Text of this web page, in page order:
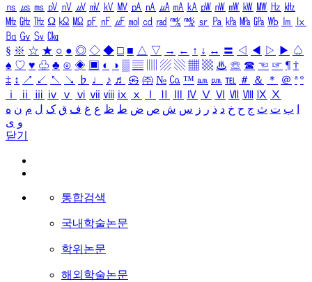
㎱ ㎲ ㎳ ㎴ ㎵ ㎶ ㎷ ㎸ ㎹ ㎀ ㎁ ㎂ ㎃ ㎄ ㎺ ㎻ ㎽ ㎾ ㎿ ㎐ ㎑
㎒ ㎓ ㎔ Ω ㏀ ㏁ ㎊ ㎋ ㎌ ㏖ ㏅ ㎭ ㎮ ㎯ ㏛ ㎩ ㎪ ㎫ ㎬ ㏝ ㏐
㏓
㏃ ㏉ ㏜ ㏆
§ ※ ☆ ★ ○ ● ◎ ◇ ◆ □ ■ △ ▽ → ← ↑ ↓ ↔ 〓 ◁ ◀ ▷ ▶ ♤
♠ ♡ ♥ ♧ ♣ ⊙ ◈ ▣ ◐ ◑ ▒ ▤ ▨ ▧ ▦ ▩ ♨ ☏ ☎ ☜ ☞ ¶ †
‡ ↕ ↗ ↙ ↖ ↘ ♭ ♩ ♪ ♬ ㉿ ㈜ № ㏇ ™ ㏂ ㏘ ℡ ＃ ＆ ＊ ＠ ª º
ⅰ
ⅱ ⅲ ⅳ ⅴ ⅵ ⅶ ⅷ ⅸ ⅹ Ⅳ Ⅴ Ⅵ Ⅶ Ⅷ Ⅸ Ⅹ
ب ت ث ج ح خ د ذ ر ز س ش ص ض ط ظ ع غ ف ق ک ل م ن ه
و ی
닫기
통합검색
국내학술논문
학위논문
해외학술논문